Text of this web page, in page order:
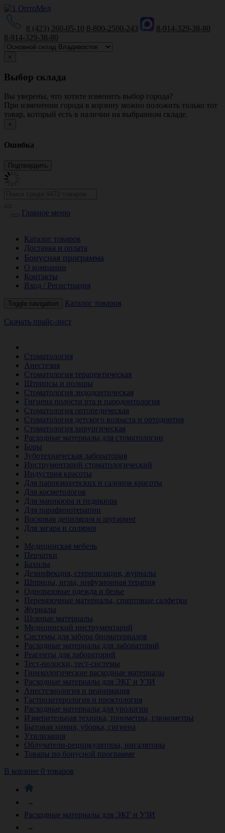
8 (423) 260-05-10 8-800-2500-243
8-914-329-38-80
8-914-329-38-80
×
Выбор склада
Вы уверены, что хотите изменить выбор города?
При изменении города в корзину можно положить только тот
товар, который есть в наличии на выбранном складе.
×
Ошибка
Главное меню
Каталог товаров
Доставка и оплата
Бонусная программа
О компании
Контакты
Вход / Регистрация
Toggle navigation Каталог товаров
Скачать прайс-лист
Стоматология
Анестезия
Стоматология терапевтическая
Штрипсы и полиры
Стоматология эндодонтическая
Гигиена полости рта и пародонтология
Стоматология ортопедическая
Стоматология детского возраста и ортодонтия
Стоматология хирургическая
Расходные материалы для стоматологии
Боры
Зуботехническая лаборатория
Инструментарий стоматологический
Индустрия красоты
Для парикмахерских и салонов красоты
Для косметологов
Для маникюра и педикюра
Для парафинотерапии
Восковая депиляция и шугаринг
Для загара и солярия
Медицинская мебель
Перчатки
Бахилы
Дезинфекция, стерилизация, журналы
Шприцы, иглы, инфузионная терапия
Одноразовые одежда и белье
Перевязочные материалы, спиртовые салфетки
Журналы
Шовные материалы
Медицинский инструментарий
Системы для забора биоматериалов
Расходные материалы для лабораторий
Реагенты для лабораторий
Тест-полоски, тест-системы
Гинекологические расходные материалы
Расходные материалы для ЭКГ и УЗИ
Анестезиология и реанимация
Гастроэнтерология и проктология
Расходные материалы для урологии
Измерительная техника, тонометры, глюкометры
Бытовая химия, уборка, гигиена
Утилизация
Облучатели-рециркуляторы, ингаляторы
Товары по бонусной программе
В корзине 0 товаров
→
Расходные материалы для ЭКГ и УЗИ
→